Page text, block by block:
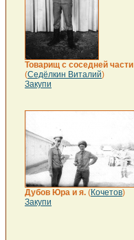
Товарищ с соседней части
(Седёлкин Виталий)
Закупи
Дубов Юра и я. (Кочетов)
Закупи